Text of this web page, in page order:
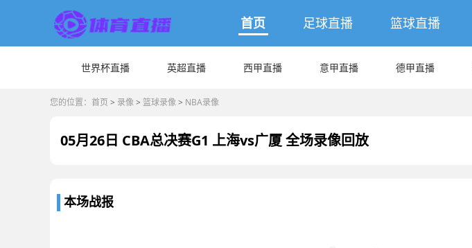
首页 足球直播 篮球直播
世界杯直播 英超直播 西甲直播 意甲直播 德甲直播
您的位置： 首页 > 录像> 篮球录像> NBA录像
05月26日 CBA总决赛G1 上海vs广厦 全场录像回放
本场战报